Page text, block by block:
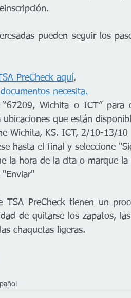
pueden seguir los
PreCheck aquí.
necesita.
“67209, Wichita o ICT”
ubicaciones que están
Wichita, KS. ICT, 2/10-13/10
hasta el final y seleccione
la hora de la cita o marque
"Enviar"
TSA PreCheck tienen un
de quitarse los zapatos,
chaquetas ligeras.